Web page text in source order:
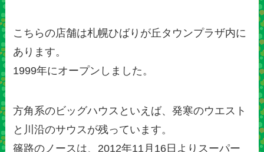
こちらの店舗は札幌ひばりが丘タウンプラザ内に
あります。
1999年にオープンしました。
方角系のビッグハウスといえば、発寒のウエスト
と川沿のサウスが残っています。
篠路のノースは、2012年11月16日よりスーパー